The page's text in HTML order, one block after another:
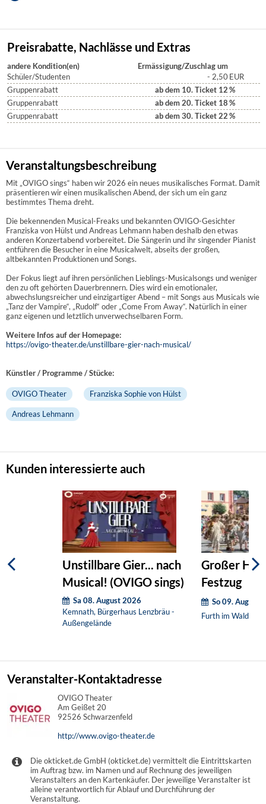
Preisrabatte, Nachlässe und Extras
andere Kondition(en)
Ermässigung/Zuschlag um
Schüler/Studenten
- 2,50EUR
Gruppenrabatt
ab dem 10. Ticket 12%
Gruppenrabatt
ab dem 20. Ticket 18%
Gruppenrabatt
ab dem 30. Ticket 22%
Veranstaltungsbeschreibung
Mit „OVIGO sings“ haben wir 2026 ein neues musikalisches Format. Damit
präsentieren wir einen musikalischen Abend, der sich um ein ganz
bestimmtes Thema dreht.
Die bekennenden Musical-Freaks und bekannten OVIGO-Gesichter
Franziska von Hülst und Andreas Lehmann haben deshalb den etwas
anderen Konzertabend vorbereitet. Die Sängerin und ihr singender Pianist
entführen die Besucher in eine Musicalwelt, abseits der großen,
altbekannten Produktionen und Songs.
Der Fokus liegt auf ihren persönlichen Lieblings-Musicalsongs und weniger
den zu oft gehörten Dauerbrennern. Dies wird ein emotionaler,
abwechslungsreicher und einzigartiger Abend – mit Songs aus Musicals wie
„Tanz der Vampire“, „Rudolf“ oder „Come From Away“. Natürlich in einer
ganz eigenen und letztlich unverwechselbaren Form.
Weitere Infos auf der Homepage:
https://ovigo-theater.de/unstillbare-gier-nach-musical/
Künstler / Programme / Stücke:
OVIGO Theater Franziska Sophie von Hülst
Andreas Lehmann
Kunden interessierte auch
Unstillbare Gier... nach
Musical! (OVIGO sings)
Sa 08. August 2026
Kemnath, Bürgerhaus Lenzbräu -
Außengelände
Großer
Festzug
So 09. August
Furth im Wald,
Veranstalter-Kontaktadresse
OVIGO Theater
Am Geißet 20
92526 Schwarzenfeld
http://www.ovigo-theater.de
Die okticket.de GmbH (okticket.de) vermittelt die Eintrittskarten
im Auftrag bzw. im Namen und auf Rechnung des jeweiligen
Veranstalters an den Kartenkäufer. Der jeweilige Veranstalter ist
alleine verantwortlich für Ablauf und Durchführung der
Veranstaltung.